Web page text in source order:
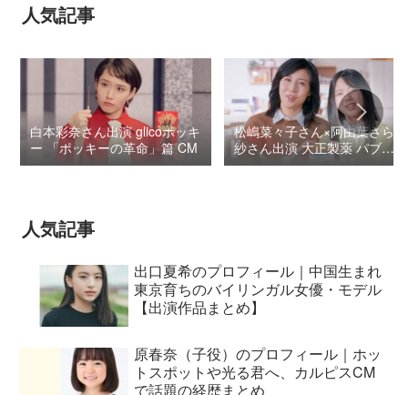
人気記事
白本彩奈さん出演 glicoポッキ
ー 「ポッキーの革命」篇 CM
松嶋菜々子さん×阿由葉さら
紗さん出演 大正製薬 パブロ
ンSゴールドW『いましよう
人気記事
出口夏希のプロフィール｜中国生まれ
東京育ちのバイリンガル女優・モデル
【出演作品まとめ】
原春奈（子役）のプロフィール｜ホッ
トスポットや光る君へ、カルピスCM
で話題の経歴まとめ